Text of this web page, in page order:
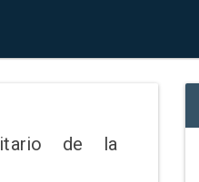
de la